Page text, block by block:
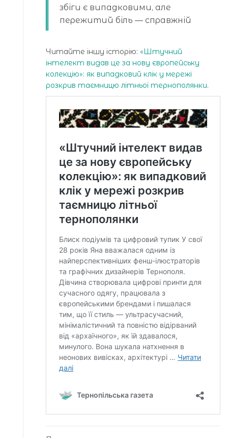
збіги є випадковими, але
пережитий біль — справжній
Читайте іншу історію: «Штучний
інтелект видав це за нову європейську
колекцію»: як випадковий клік у мережі
розкрив таємницю літньої тернополянки.